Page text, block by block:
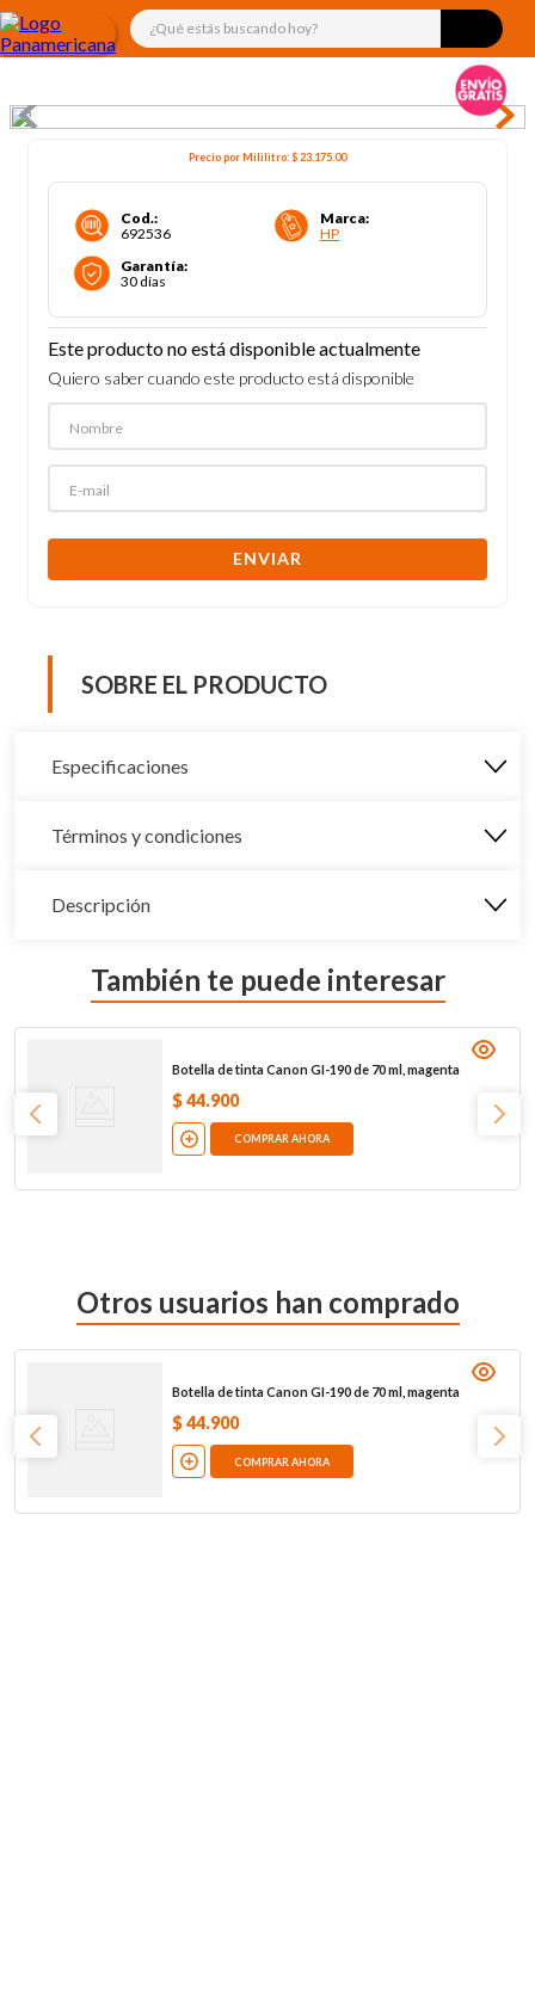
¿Qué estás buscando hoy?
Precio porMililitro:$ 23.175.00
Cod.:
692536
Marca:
HP
Garantía:
30 días
Este producto no está disponible actualmente
Quiero saber cuando este producto está disponible
ENVIAR
SOBRE EL PRODUCTO
Especificaciones
Términos y condiciones
Descripción
También te puede interesar
Botella de tinta Canon GI-190 de 70 ml, magenta
$ 44.900
COMPRAR AHORA
Otros usuarios han comprado
Botella de tinta Canon GI-190 de 70 ml, magenta
$ 44.900
COMPRAR AHORA